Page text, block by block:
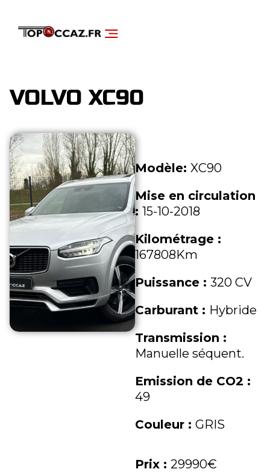
VOLVO XC90
Modèle: XC90
Mise en circulation
: 15-10-2018
Kilométrage :
167808Km
Puissance : 320 CV
Carburant : Hybride
Transmission :
Manuelle séquent.
Emission de CO2 :
49
Couleur : GRIS
Prix : 29990€